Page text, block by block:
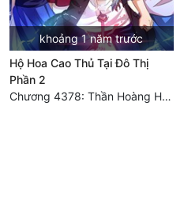
khoảng 1 năm trước
Hộ Hoa Cao Thủ Tại Đô Thị
Phần 2
Chương 4378: Thần Hoàng Hạ Thiên (Đại kết cục) (03)